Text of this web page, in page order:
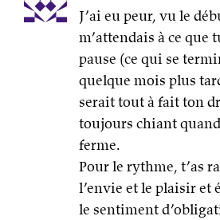
J’ai eu peur, vu le
m’attendais à ce que
pause (ce qui se
quelque mois plus
serait tout à fait ton
toujours chiant
ferme.
Pour le rythme, t’as
l’envie et le plaisir et
le sentiment